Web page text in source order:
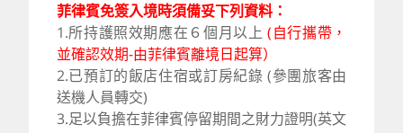
菲律賓免簽入境時須備妥下列資料：
1.所持護照效期應在６個月以上 (自行攜帶，
並確認效期-由菲律賓離境日起算）
2.已預訂的飯店住宿或訂房紀錄 (參團旅客由
送機人員轉交)
3.足以負擔在菲律賓停留期間之財力證明(英文